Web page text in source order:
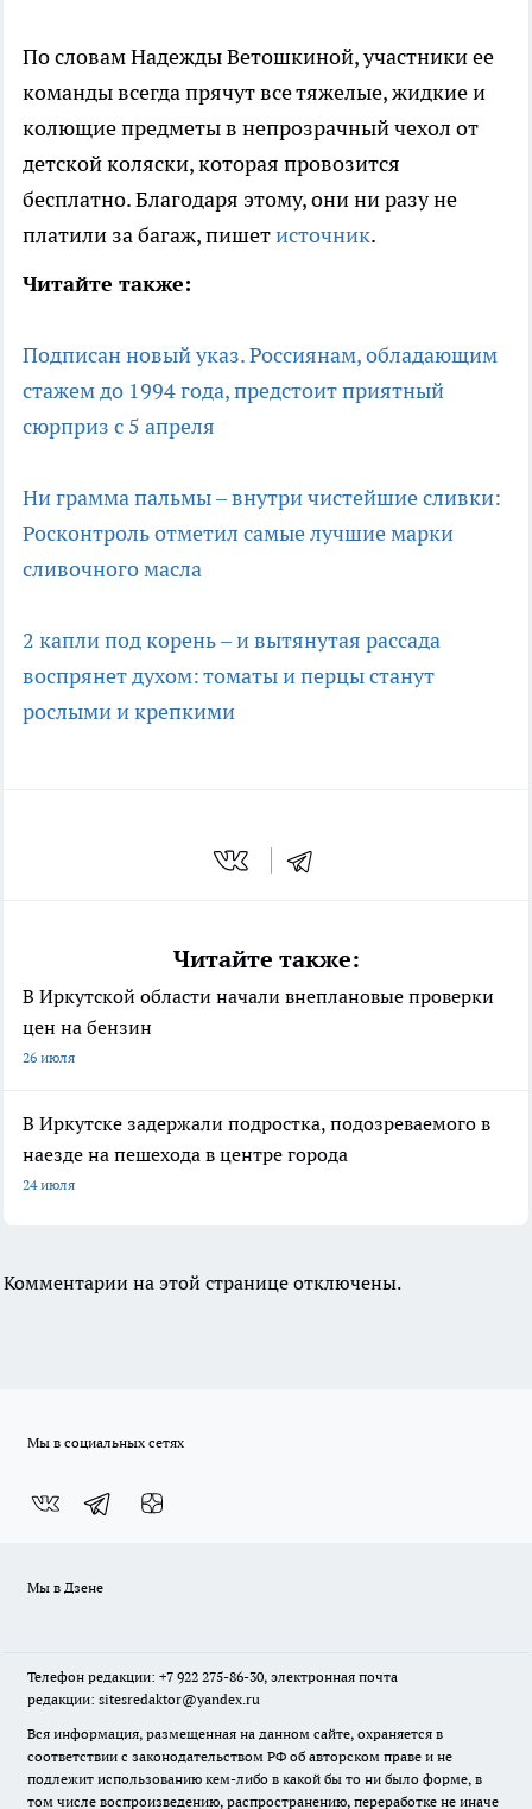
По словам Надежды Ветошкиной, участники ее
команды всегда прячут все тяжелые, жидкие и
колющие предметы в непрозрачный чехол от
детской коляски, которая провозится
бесплатно. Благодаря этому, они ни разу не
платили за багаж, пишетисточник.
Читайте также:
Подписан новый указ. Россиянам, обладающим
стажем до 1994 года, предстоит приятный
сюрприз с 5 апреля
Ни грамма пальмы – внутри чистейшие сливки:
Росконтроль отметил самые лучшие марки
сливочного масла
2 капли под корень – и вытянутая рассада
воспрянет духом: томаты и перцы станут
рослыми и крепкими
Читайте также:
В Иркутской области начали внеплановые проверки
цен на бензин
26 июля
В Иркутске задержали подростка, подозреваемого в
наезде на пешехода в центре города
24 июля
Комментарии на этой странице отключены.
Мы в социальных сетях
Мы в Дзене
Телефон редакции: +7 922 275-86-30, электронная почта
редакции: sitesredaktor@yandex.ru
Вся информация, размещенная на данном сайте, охраняется в
соответствии с законодательством РФ об авторском праве и не
подлежит использованию кем-либо в какой бы то ни было форме, в
том числе воспроизведению, распространению, переработке не иначе